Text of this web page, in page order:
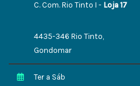
C. Com. Rio Tinto I - Loja 17
4435-346 Rio Tinto,
Gondomar
Ter a Sáb